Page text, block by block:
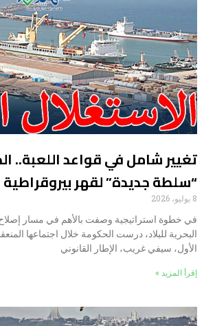
تغيير شامل في قواعد اللعبة..
“سلطة جديدة” لقهر
8 يوليو، 2026
في خطوة استراتيجية وصفت بالأهم في مسار إصلاح
البحرية للبلاد، درست الحكومة خلال اجتماعها
الأول، سيفي غريب، الإطار القانوني
إقرأ المزيد »